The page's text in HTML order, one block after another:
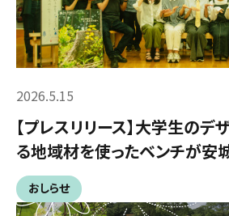
2026.5.15
【プレスリリース】大学生のデ
る地域材を使ったベンチが安
おしらせ